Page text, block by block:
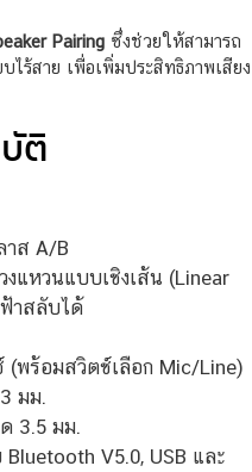
Pairing ซึ่งช่วยให้สามารถ
ไร้สาย เพื่อเพิ่มประสิทธิภาพเสียง
ติ
าส A/B
แหวนแบบเชิงเส้น (Linear
าสลับได้
(พร้อมสวิตช์เลือก Mic/Line)
มม.
3.5 มม.
Bluetooth V5.0, USB และ